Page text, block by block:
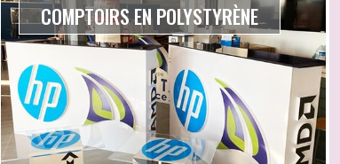
COMPTOIRS EN POLYSTYRÈNE